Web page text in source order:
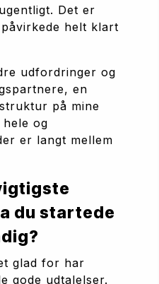
Det er
helt klart
udfordringer og
en
på mine
og
er langt mellem
du startede
glad for har
gode udtalelser.